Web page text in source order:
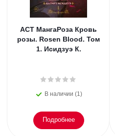
АСТ МангаРоза Кровь
розы. Rosen Blood. Том
1. Исидзуэ К.
В наличии (1)
Подробнее